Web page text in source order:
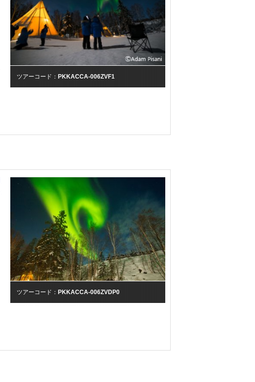
ツアーコード：PKKACCA-006ZVF1
ツアーコード：PKKACCA-006ZVDP0